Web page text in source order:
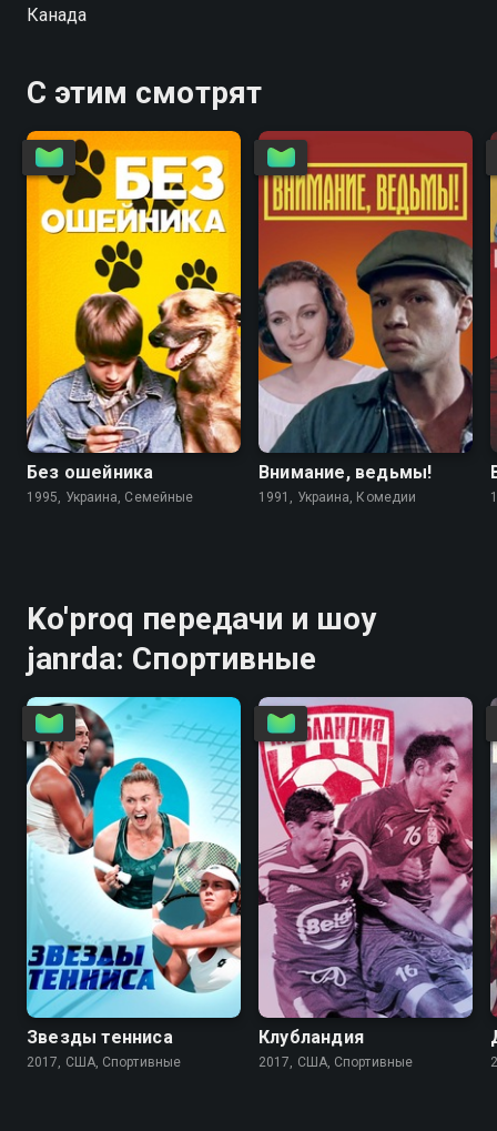
Канада
С этим смотрят
6.7 4.6
Без ошейника
1995, Украина, Семейные
5.6
Внимание, ведьмы!
1991, Украина, Комедии
Ko'proq передачи и шоу
janrda: Спортивные
Звезды тенниса
2017, США, Спортивные
Клубландия
2017, США, Спортивные